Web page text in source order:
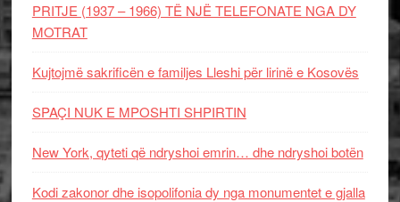
PRITJE (1937 – 1966) TË NJË TELEFONATE NGA DY
MOTRAT
Kujtojmë sakrificën e familjes Lleshi për lirinë e Kosovës
SPAÇI NUK E MPOSHTI SHPIRTIN
New York, qyteti që ndryshoi emrin… dhe ndryshoi botën
Kodi zakonor dhe isopolifonia dy nga monumentet e gjalla